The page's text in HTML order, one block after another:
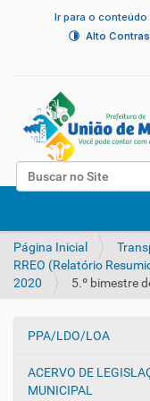
Ir para o conteúdo
Alto
Busca
v
Página Inicial
RREO (Relatório
2020
5.º bimestre
N
v
PPA/LDO/LOA
ACERVO DE
MUNICIPAL